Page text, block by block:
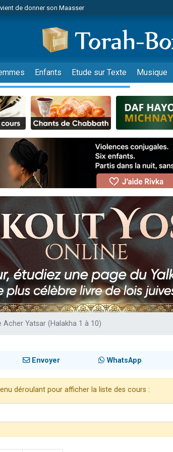
de donner son Maasser
de nous rejoindre sur WhatsApp
de demander une bénédiction
viennent de faire un don pour Diane, 80 ans, dans un
places pour étudier en groupe sur Zoom
de nous rejoindre sur WhatsApp
de demander une bénédiction
places pour étudier en groupe sur Zoom
de nous rejoindre sur WhatsApp
de nous rejoindre sur WhatsApp
viennent de faire un don pour Reloger Rivka, 6 enfants,
viennent de faire un don pour 1 Journée de Vacances
de nous rejoindre sur WhatsApp
de demander une bénédiction
places pour étudier en groupe sur Zoom
son Maasser
de nous rejoindre sur WhatsApp
de nous rejoindre sur WhatsApp
viennent de faire un don pour Événements Torah-Box
Enfants Etude sur Texte Musique
Acher Yatsar (Halakha 1 à 10)
Envoyer WhatsApp
déroulant pour afficher la liste des cours :